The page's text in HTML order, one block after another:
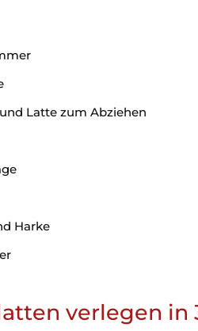
Latte zum Abziehen
Harke
verlegen in